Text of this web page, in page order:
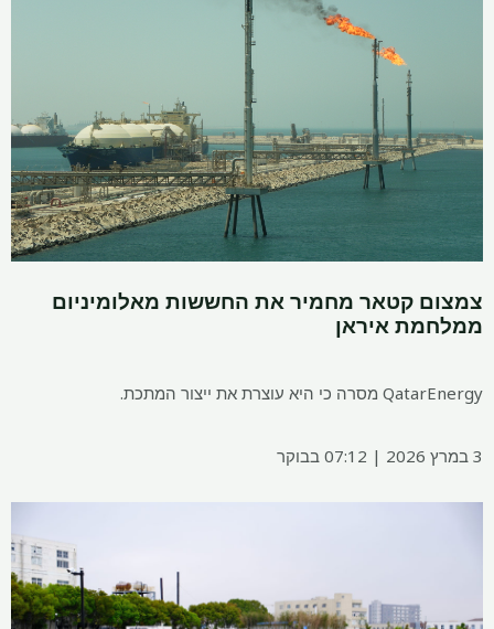
צמצום קטאר מחמיר את החששות מאלומיניום
ממלחמת איראן
QatarEnergy מסרה כי היא עוצרת את ייצור המתכת.
3 במרץ 2026 | 07:12 בבוקר